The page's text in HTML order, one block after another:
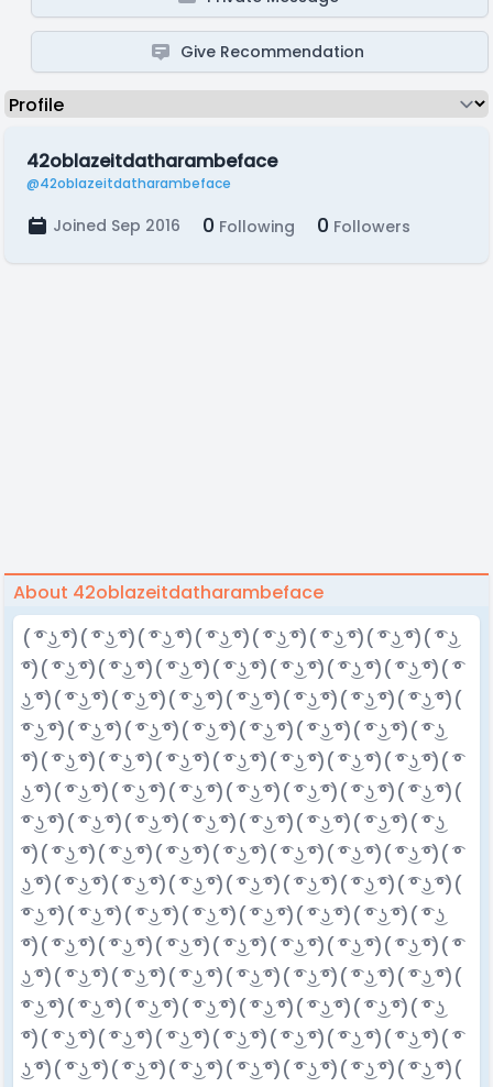
Give Recommendation
42oblazeitdatharambeface
@42oblazeitdatharambeface
Joined Sep 2016 0 Following 0 Followers
About 42oblazeitdatharambeface
( ͡° ͜ʖ ͡°)( ͡° ͜ʖ ͡°)( ͡° ͜ʖ ͡°)( ͡° ͜ʖ ͡°)( ͡° ͜ʖ ͡°)( ͡° ͜ʖ ͡°)( ͡° ͜ʖ ͡°)( ͡° ͜ʖ
͡°)( ͡° ͜ʖ ͡°)( ͡° ͜ʖ ͡°)( ͡° ͜ʖ ͡°)( ͡° ͜ʖ ͡°)( ͡° ͜ʖ ͡°)( ͡° ͜ʖ ͡°)( ͡° ͜ʖ ͡°)( ͡°
͜ʖ ͡°)( ͡° ͜ʖ ͡°)( ͡° ͜ʖ ͡°)( ͡° ͜ʖ ͡°)( ͡° ͜ʖ ͡°)( ͡° ͜ʖ ͡°)( ͡° ͜ʖ ͡°)( ͡° ͜ʖ ͡°)(
͡° ͜ʖ ͡°)( ͡° ͜ʖ ͡°)( ͡° ͜ʖ ͡°)( ͡° ͜ʖ ͡°)( ͡° ͜ʖ ͡°)( ͡° ͜ʖ ͡°)( ͡° ͜ʖ ͡°)( ͡° ͜ʖ
͡°)( ͡° ͜ʖ ͡°)( ͡° ͜ʖ ͡°)( ͡° ͜ʖ ͡°)( ͡° ͜ʖ ͡°)( ͡° ͜ʖ ͡°)( ͡° ͜ʖ ͡°)( ͡° ͜ʖ ͡°)( ͡°
͜ʖ ͡°)( ͡° ͜ʖ ͡°)( ͡° ͜ʖ ͡°)( ͡° ͜ʖ ͡°)( ͡° ͜ʖ ͡°)( ͡° ͜ʖ ͡°)( ͡° ͜ʖ ͡°)( ͡° ͜ʖ ͡°)(
͡° ͜ʖ ͡°)( ͡° ͜ʖ ͡°)( ͡° ͜ʖ ͡°)( ͡° ͜ʖ ͡°)( ͡° ͜ʖ ͡°)( ͡° ͜ʖ ͡°)( ͡° ͜ʖ ͡°)( ͡° ͜ʖ
͡°)( ͡° ͜ʖ ͡°)( ͡° ͜ʖ ͡°)( ͡° ͜ʖ ͡°)( ͡° ͜ʖ ͡°)( ͡° ͜ʖ ͡°)( ͡° ͜ʖ ͡°)( ͡° ͜ʖ ͡°)( ͡°
͜ʖ ͡°)( ͡° ͜ʖ ͡°)( ͡° ͜ʖ ͡°)( ͡° ͜ʖ ͡°)( ͡° ͜ʖ ͡°)( ͡° ͜ʖ ͡°)( ͡° ͜ʖ ͡°)( ͡° ͜ʖ ͡°)(
͡° ͜ʖ ͡°)( ͡° ͜ʖ ͡°)( ͡° ͜ʖ ͡°)( ͡° ͜ʖ ͡°)( ͡° ͜ʖ ͡°)( ͡° ͜ʖ ͡°)( ͡° ͜ʖ ͡°)( ͡° ͜ʖ
͡°)( ͡° ͜ʖ ͡°)( ͡° ͜ʖ ͡°)( ͡° ͜ʖ ͡°)( ͡° ͜ʖ ͡°)( ͡° ͜ʖ ͡°)( ͡° ͜ʖ ͡°)( ͡° ͜ʖ ͡°)( ͡°
͜ʖ ͡°)( ͡° ͜ʖ ͡°)( ͡° ͜ʖ ͡°)( ͡° ͜ʖ ͡°)( ͡° ͜ʖ ͡°)( ͡° ͜ʖ ͡°)( ͡° ͜ʖ ͡°)( ͡° ͜ʖ ͡°)(
͡° ͜ʖ ͡°)( ͡° ͜ʖ ͡°)( ͡° ͜ʖ ͡°)( ͡° ͜ʖ ͡°)( ͡° ͜ʖ ͡°)( ͡° ͜ʖ ͡°)( ͡° ͜ʖ ͡°)( ͡° ͜ʖ
͡°)( ͡° ͜ʖ ͡°)( ͡° ͜ʖ ͡°)( ͡° ͜ʖ ͡°)( ͡° ͜ʖ ͡°)( ͡° ͜ʖ ͡°)( ͡° ͜ʖ ͡°)( ͡° ͜ʖ ͡°)( ͡°
͜ʖ ͡°)( ͡° ͜ʖ ͡°)( ͡° ͜ʖ ͡°)( ͡° ͜ʖ ͡°)( ͡° ͜ʖ ͡°)( ͡° ͜ʖ ͡°)( ͡° ͜ʖ ͡°)( ͡° ͜ʖ ͡°)(